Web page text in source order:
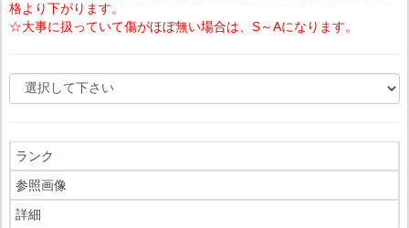
格より下がります。
☆大事に扱っていて傷がほぼ無い場合は、S～Aになります。
ランク
参照画像
詳細